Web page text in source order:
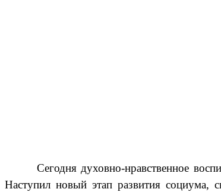
Сегодня духовно-нравственное
Наступил новый этап развития социума,